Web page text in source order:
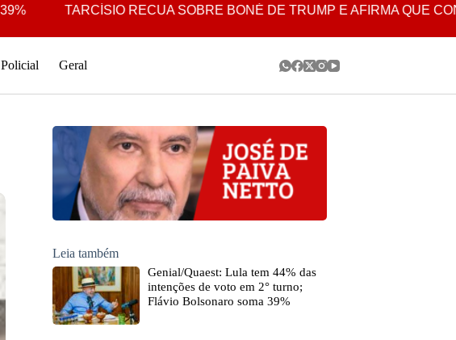
TARCÍSIO RECUA SOBRE BONÉ DE TRUMP E AFIRMA QUE CONFIA
Policial Geral
Leia também
Genial/Quaest: Lula tem 44% das
intenções de voto em 2° turno;
Flávio Bolsonaro soma 39%